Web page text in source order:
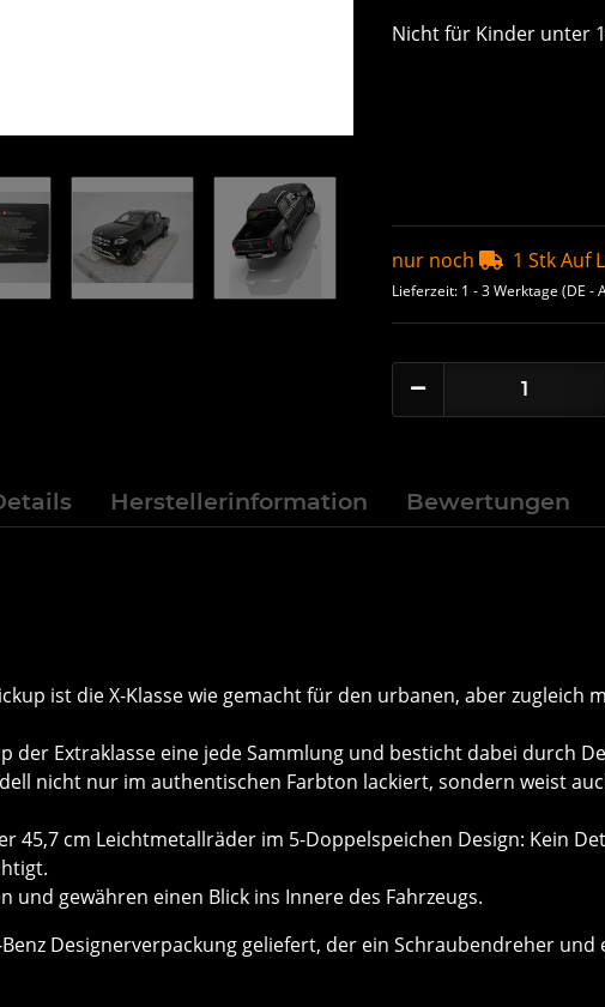
Nicht für Kinder unter
nur noch 1 Stk Auf
Lieferzeit: 1 - 3 Werktage (DE -
Herstellerinformation Bewertungen
ist die X-Klasse wie gemacht für den urbanen, aber
der Extraklasse eine jede Sammlung und besticht dabei durch
nicht nur im authentischen Farbton lackiert, sondern weist
45,7 cm Leichtmetallräder im 5-Doppelspeichen Design: Kein
und gewähren einen Blick ins Innere des Fahrzeugs.
Designerverpackung geliefert, der ein Schraubendreher und